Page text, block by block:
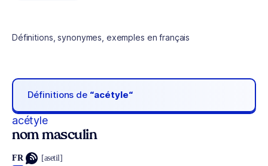
Définitions, synonymes, exemples en français
Définitions de “acétyle“
acétyle
nom masculin
FR [asetil]